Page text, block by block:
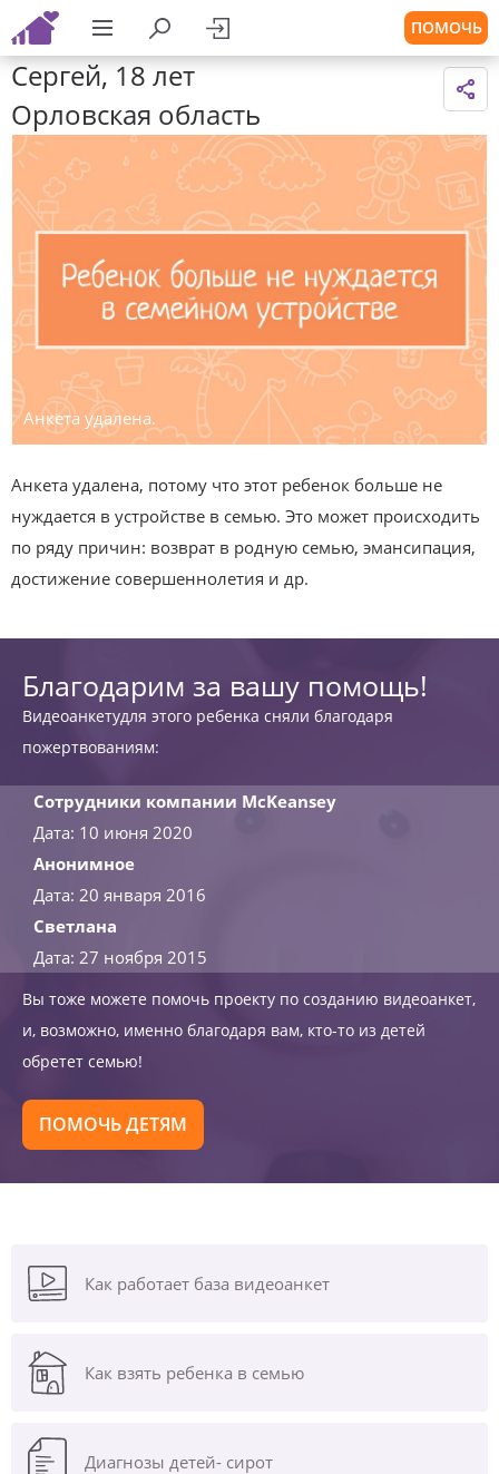
ПОМОЧЬ
Сергей, 18 лет
Орловская область
Анкета удалена.
Анкета удалена, потому что этот ребенок больше не
нуждается в устройстве в семью. Это может происходить
по ряду причин: возврат в родную семью, эмансипация,
достижение совершеннолетия и др.
Благодарим за вашу помощь!
Видеоанкетудля этого ребенка сняли благодаря
пожертвованиям:
Сотрудники компании McKeansey
Дата: 10 июня 2020
Анонимное
Дата: 20 января 2016
Светлана
Дата: 27 ноября 2015
Вы тоже можете помочь проекту по созданию видеоанкет,
и, возможно, именно благодаря вам, кто-то из детей
обретет семью!
ПОМОЧЬ ДЕТЯМ
Как работает база видеоанкет
Как взять ребенка в семью
Диагнозы детей- сирот